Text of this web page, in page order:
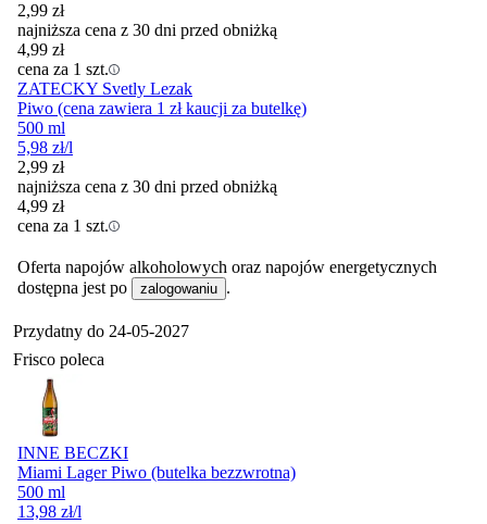
2,99 zł
najniższa cena z 30 dni przed obniżką
4,99 zł
cena za 1 szt.
ZATECKY Svetly Lezak
Piwo (cena zawiera 1 zł kaucji za butelkę)
500 ml
5,98 zł/l
2,99 zł
najniższa cena z 30 dni przed obniżką
4,99 zł
cena za 1 szt.
Oferta napojów alkoholowych oraz napojów energetycznych
dostępna jest po
zalogowaniu .
Przydatny do 24-05-2027
Frisco poleca
INNE BECZKI
Miami Lager Piwo (butelka bezzwrotna)
500 ml
13,98 zł/l